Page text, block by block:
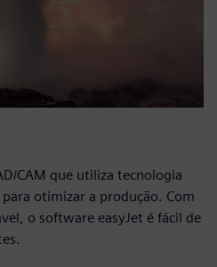
CAM que utiliza tecnologia
otimizar a produção. Com
o software easyJet é fácil de